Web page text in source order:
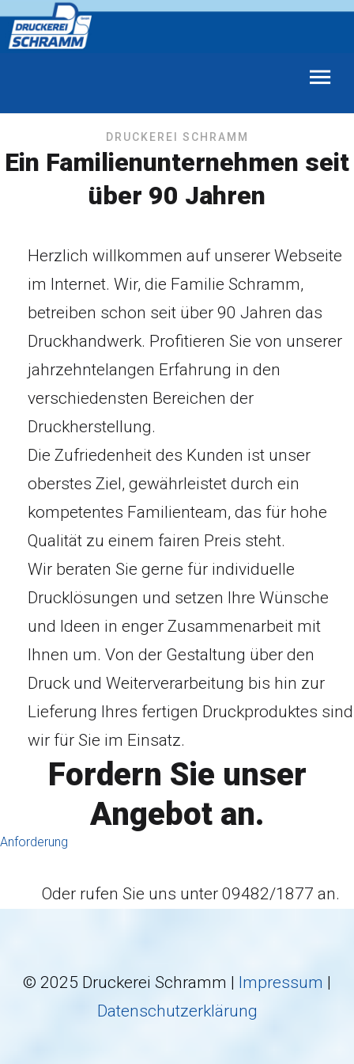
DRUCKEREI SCHRAMM
Ein Familienunternehmen seit
über 90 Jahren
Herzlich willkommen auf unserer Webseite
im Internet. Wir, die Familie Schramm,
betreiben schon seit über 90 Jahren das
Druckhandwerk. Profitieren Sie von unserer
jahrzehntelangen Erfahrung in den
verschiedensten Bereichen der
Druckherstellung.
Die Zufriedenheit des Kunden ist unser
oberstes Ziel, gewährleistet durch ein
kompetentes Familienteam, das für hohe
Qualität zu einem fairen Preis steht.
Wir beraten Sie gerne für individuelle
Drucklösungen und setzen Ihre Wünsche
und Ideen in enger Zusammenarbeit mit
Ihnen um. Von der Gestaltung über den
Druck und Weiterverarbeitung bis hin zur
Lieferung Ihres fertigen Druckproduktes sind
wir für Sie im Einsatz.
Fordern Sie unser
Angebot an.
Anforderung
Oder rufen Sie uns unter 09482/1877 an.
© 2025 Druckerei Schramm | Impressum |
Datenschutzerklärung